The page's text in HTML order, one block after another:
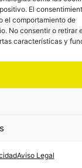
El
el comportamiento de
No consentir o retirar
características y
Aviso Legal
Privacidad
Ventas